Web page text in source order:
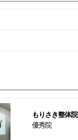
もりさき整体院
優秀院